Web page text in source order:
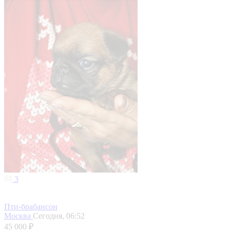
3
Пти-брабансон
Москва Сегодня, 06:52
45 000 ₽